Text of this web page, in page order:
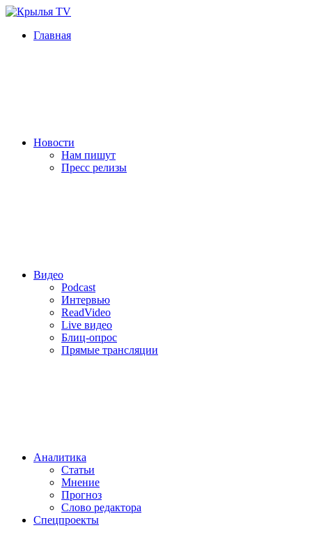
Главная
Новости
Нам пишут
Пресс релизы
Видео
Podcast
Интервью
ReadVideo
Live видео
Блиц-опрос
Прямые трансляции
Аналитика
Статьи
Мнение
Прогноз
Cлово редактора
Спецпроекты